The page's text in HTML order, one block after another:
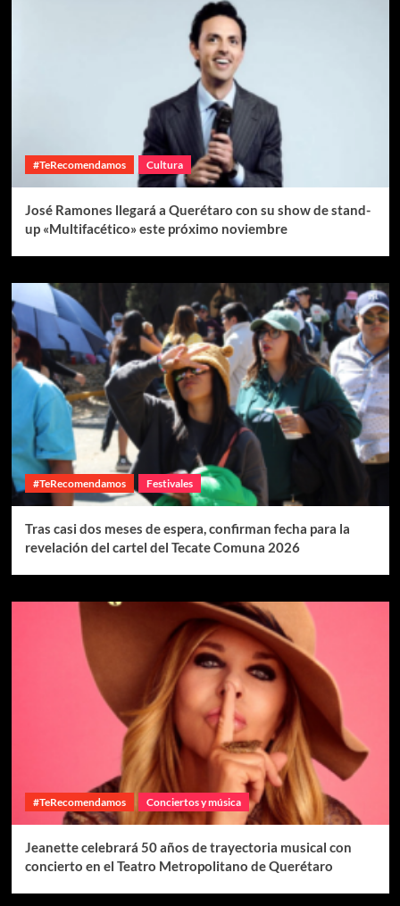
#TeRecomendamos Cultura
José Ramones llegará a Querétaro con su show de stand-
up «Multifacético» este próximo noviembre
#TeRecomendamos Festivales
Tras casi dos meses de espera, confirman fecha para la
revelación del cartel del Tecate Comuna 2026
#TeRecomendamos Conciertos y música
Jeanette celebrará 50 años de trayectoria musical con
concierto en el Teatro Metropolitano de Querétaro